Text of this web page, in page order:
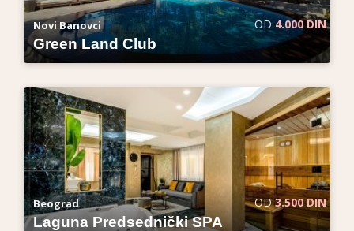
Novi Banovci
Green Land Club
OD 4.000 DIN
Beograd
Laguna Predsednički SPA
OD3.500 DIN